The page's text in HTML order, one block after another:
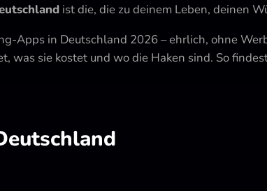
ist die, die zu deinem Leben, deinen
Apps in Deutschland 2026 – ehrlich, ohne
was sie kostet und wo die Haken sind. So